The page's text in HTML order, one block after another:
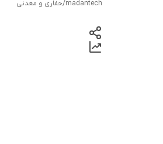
madantech
/حفاری و معدنی